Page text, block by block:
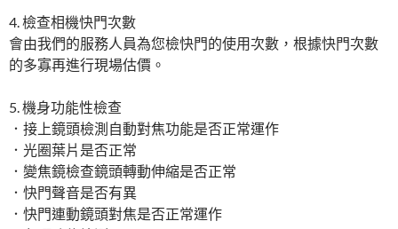
4. 檢查相機快門次數
會由我們的服務人員為您檢快門的使用次數，根據快門次數
的多寡再進行現場估價。
5. 機身功能性檢查
．接上鏡頭檢測自動對焦功能是否正常運作
．光圈葉片是否正常
．變焦鏡檢查鏡頭轉動伸縮是否正常
．快門聲音是否有異
．快門連動鏡頭對焦是否正常運作